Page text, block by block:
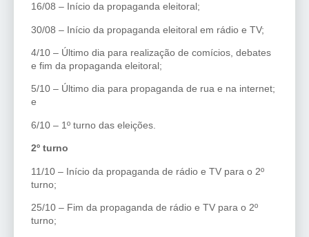
16/08 – Início da propaganda eleitoral;
30/08 – Início da propaganda eleitoral em rádio e TV;
4/10 – Último dia para realização de comícios, debates
e fim da propaganda eleitoral;
5/10 – Último dia para propaganda de rua e na internet;
e
6/10 – 1º turno das eleições.
2º turno
11/10 – Início da propaganda de rádio e TV para o 2º
turno;
25/10 – Fim da propaganda de rádio e TV para o 2º
turno;